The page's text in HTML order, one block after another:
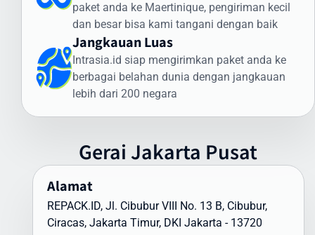
Kami menawarkan skema volume discount - semakin besar volume
pengiriman, semakin ekonomis biaya per kilogramnya. Ini
menjadikan Intrasia.id pilihan tepat untuk cara kirim paket murah
ke Maertinique tanpa mengorbankan kualitas dan keamanan.
Waktu Pengiriman Paket ke Maertinique yang
Dapat Diandalkan
bagi banyak pengirim. Intrasia.id menawarkan estimasi waktu
pengiriman yang dapat diandalkan:
Pengiriman Express (udara): 3-5 hari kerja
Pengiriman Standard (udara): 5-7 hari kerja
Pengiriman Ekonomis (laut): 30-45 hari
paket anda ke Maertinique, pengiriman kecil
dan besar bisa kami tangani dengan baik
Jangkauan Luas
Intrasia.id siap mengirimkan paket anda ke
berbagai belahan dunia dengan jangkauan
lebih dari 200 negara
Gerai Jakarta Pusat
Alamat
REPACK.ID, Jl. Cibubur VIII No. 13 B, Cibubur,
Ciracas, Jakarta Timur, DKI Jakarta - 13720